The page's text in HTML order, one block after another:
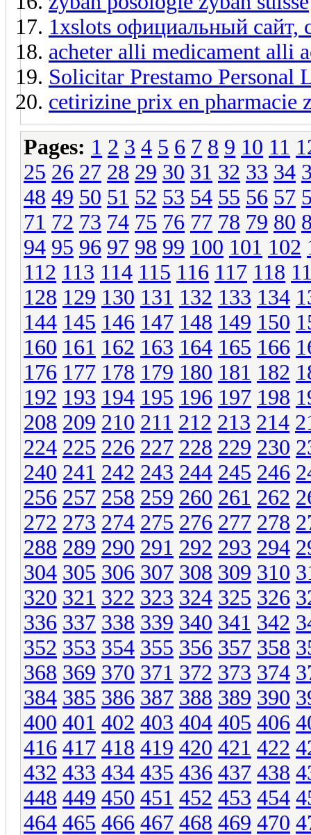
1xslots официальный сайт,
acheter alli medicament alli
Solicitar Prestamo Personal
cetirizine prix en pharmacie
Pages: 1 2 3 4 5 6 7 8 9 10 11
25 26 27 28 29 30 31 32 33 34
48 49 50 51 52 53 54 55 56 57
71 72 73 74 75 76 77 78 79 80
94 95 96 97 98 99 100 101 102
112 113 114 115 116 117 118
128 129 130 131 132 133 134
144 145 146 147 148 149 150
160 161 162 163 164 165 166
176 177 178 179 180 181 182
192 193 194 195 196 197 198
208 209 210 211 212 213 214
224 225 226 227 228 229 230
240 241 242 243 244 245 246
256 257 258 259 260 261 262
272 273 274 275 276 277 278
288 289 290 291 292 293 294
304 305 306 307 308 309 310
320 321 322 323 324 325 326
336 337 338 339 340 341 342
352 353 354 355 356 357 358
368 369 370 371 372 373 374
384 385 386 387 388 389 390
400 401 402 403 404 405 406
416 417 418 419 420 421 422
432 433 434 435 436 437 438
448 449 450 451 452 453 454
464 465 466 467 468 469 470